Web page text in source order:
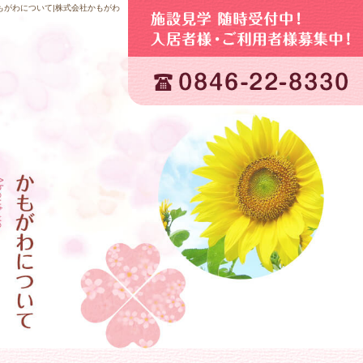
がわについて|株式会社かもがわ